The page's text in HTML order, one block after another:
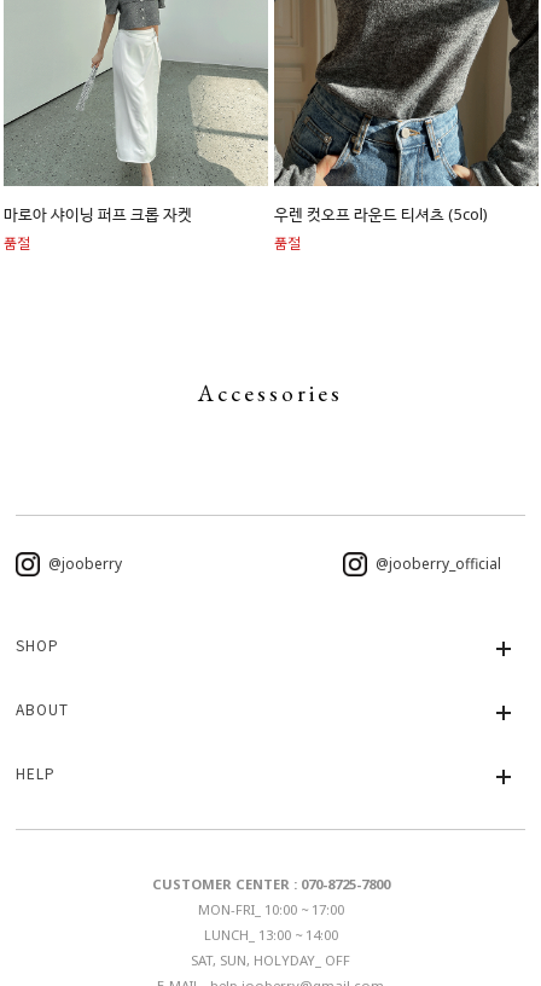
마로아 샤이닝 퍼프 크롭 자켓
품절
우렌 컷오프 라운드 티셔츠 (5col)
품절
Accessories
@jooberry @jooberry_official
SHOP
ABOUT
HELP
CUSTOMER CENTER : 070-8725-7800
MON-FRI_ 10:00 ~ 17:00
LUNCH_ 13:00 ~ 14:00
SAT, SUN, HOLYDAY_ OFF